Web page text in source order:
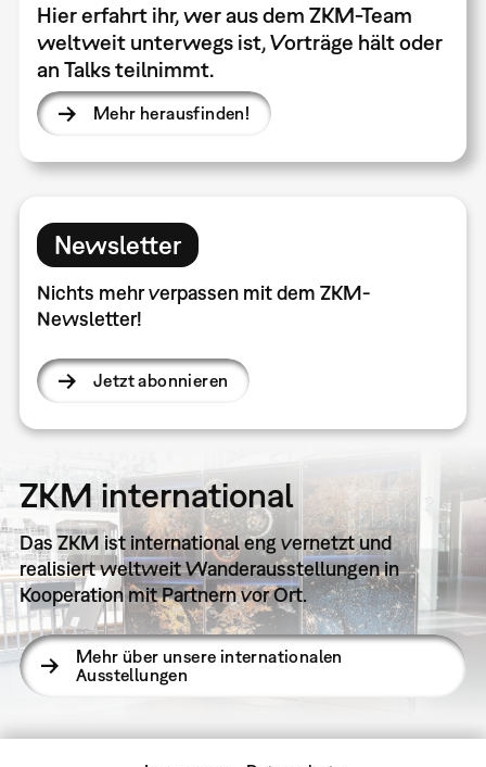
Hier erfahrt ihr, wer aus dem ZKM-Team
weltweit unterwegs ist, Vorträge hält oder
an Talks teilnimmt.
Mehr herausfinden!
Newsletter
Nichts mehr verpassen mit dem ZKM-
Newsletter!
Jetzt abonnieren
ZKM international
Das ZKM ist international eng vernetzt und
realisiert weltweit Wanderausstellungen in
Kooperation mit Partnern vor Ort.
Mehr über unsere internationalen
Ausstellungen